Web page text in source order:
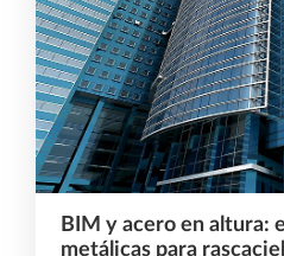
BIM y acero en altura:
metálicas para